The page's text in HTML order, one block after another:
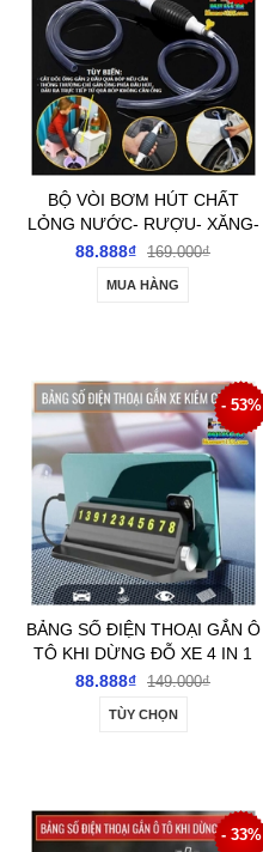
BỘ VÒI BƠM HÚT CHẤT
LỎNG NƯỚC- RƯỢU- XĂNG-
DẦU ĐA NĂNG
88.888₫ 169.000₫
MUA HÀNG
- 53%
BẢNG SỐ ĐIỆN THOẠI GẮN Ô
TÔ KHI DỪNG ĐỖ XE 4 IN 1
88.888₫ 149.000₫
TÙY CHỌN
- 33%